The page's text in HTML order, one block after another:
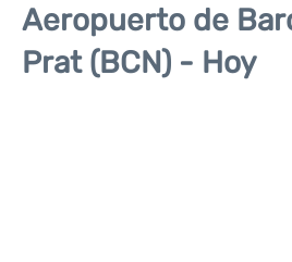
Aerolíneas
Terminales
Aeropuerto de
Prat (BCN) - Hoy